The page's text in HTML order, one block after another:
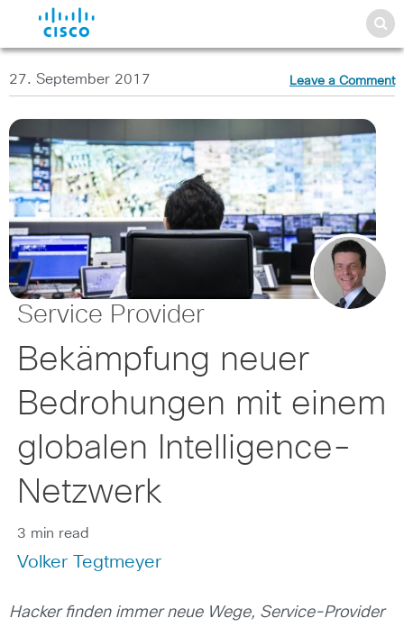
27. September 2017 Leave a Comment
Service Provider
Bekämpfung neuer
Bedrohungen mit einem
globalen Intelligence-
Netzwerk
3 min read
Volker Tegtmeyer
Hacker finden immer neue Wege, Service-Provider